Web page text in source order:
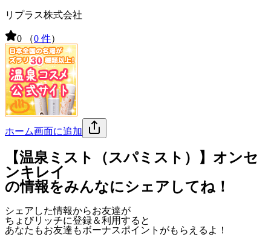
リプラス株式会社
0 （0 件）
ホーム画面に追加
【温泉ミスト（スパミスト）】オンセ
ンキレイ
の情報をみんなにシェアしてね！
シェアした情報からお友達が
ちょびリッチに登録＆利用すると
あなたもお友達もボーナスポイント がもらえるよ！